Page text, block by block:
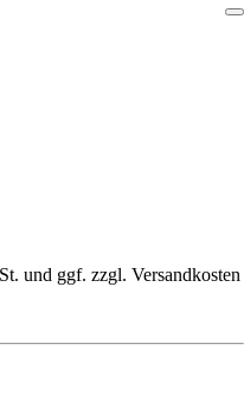
und ggf. zzgl. Versandkosten